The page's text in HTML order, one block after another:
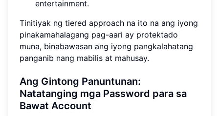
entertainment.
Tinitiyak ng tiered approach na ito na ang iyong
pinakamahalagang pag-aari ay protektado
muna, binabawasan ang iyong pangkalahatang
panganib nang mabilis at mahusay.
Ang Gintong Panuntunan:
Natatanging mga Password para sa
Bawat Account